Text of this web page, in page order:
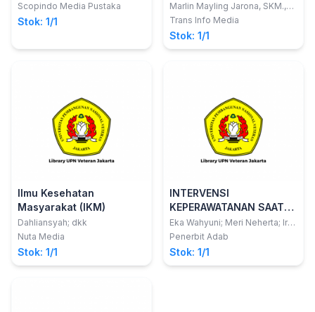
Scopindo Media Pustaka
Stok: 1/1
Marlin Mayling Jarona, SKM.,
M.Kes.
Trans Info Media
Stok: 1/1
Ilmu Kesehatan
Masyarakat (IKM)
Dahliansyah; dkk
Nuta Media
Stok: 1/1
INTERVENSI
KEPERAWATANAN SAAT
BENCANA (Ibu dan Anak
Prasekolah)
Eka Wahyuni; Meri Neherta; Ira
Mulya Sari
Penerbit Adab
Stok: 1/1